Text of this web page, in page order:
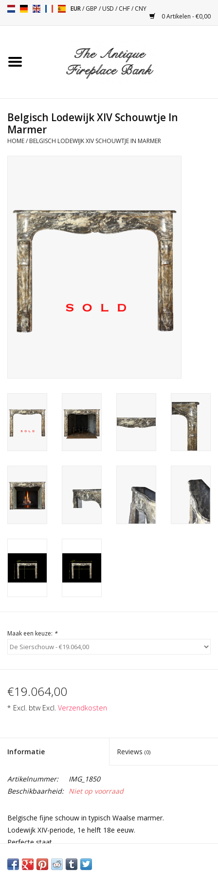
EUR/GBP /USD /CHF/CNY
0 Artikelen - €0,00
Toebehoren
Kacheltjes
Objecten
Decoratieve Outdoor
Objecten
Vloeren - Steen, Terra Cotta
& Marmer
Outlet
Login
Belgisch Lodewijk XIV Schouwtje In
Marmer
HOME/ BELGISCH LODEWIJK XIV SCHOUWTJE IN MARMER
Maak een keuze: *
€19.064,00
* Excl. btw Excl. Verzendkosten
Informatie Reviews (0)
Artikelnummer:
IMG_1850
Beschikbaarheid: Niet op voorraad
Belgische fijne schouw in typisch Waalse marmer.
Lodewijk XIV-periode, 1e helft 18e eeuw.
Perfecte staat.
Afmetingen: